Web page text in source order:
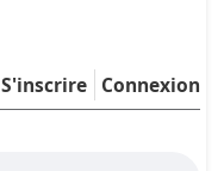
Connexion
S'inscrire